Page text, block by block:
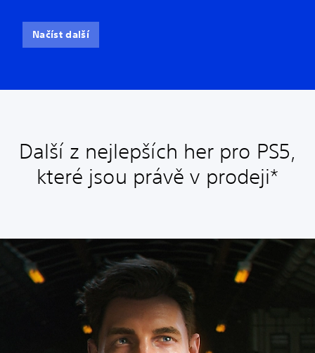
Načíst další
Další z nejlepších her pro PS5,
které jsou právě v prodeji*